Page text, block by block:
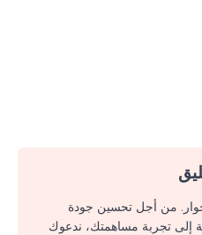
من أجل تحسين جودة
إلى تجربة مساهمتك، ندعوك